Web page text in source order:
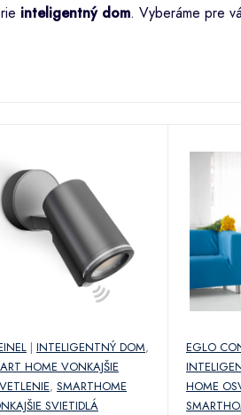
inteligentný dom. Vyberáme pre
| INTELIGENTNÝ DOM,
HOME VONKAJŠIE
, SMARTHOME
SVIETIDLÁ
EGLO
HOME